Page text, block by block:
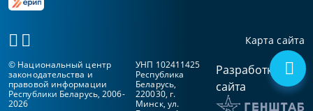
Карта сайта
© Национальный центр
законодательства и
правовой информации
Республики Беларусь, 2006-
2026
УНП 102411425
Республика
Беларусь,
220030, г.
Минск, ул.
Разработка
сайта